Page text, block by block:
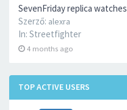
SevenFriday replica watches
Szerző: alexra
In: Streetfighter
4 months ago
TOP ACTIVE USERS